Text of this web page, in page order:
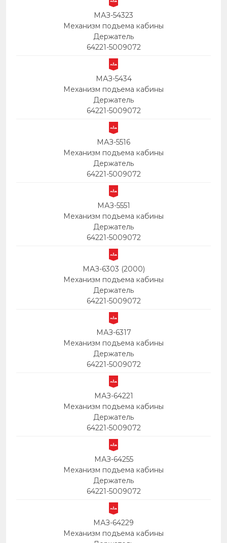
МАЗ-54323
Механизм подъема кабины
Держатель
64221-5009072
МАЗ-5434
Механизм подъема кабины
Держатель
64221-5009072
МАЗ-5516
Механизм подъема кабины
Держатель
64221-5009072
МАЗ-5551
Механизм подъема кабины
Держатель
64221-5009072
МАЗ-6303 (2000)
Механизм подъема кабины
Держатель
64221-5009072
МАЗ-6317
Механизм подъема кабины
Держатель
64221-5009072
МАЗ-64221
Механизм подъема кабины
Держатель
64221-5009072
МАЗ-64255
Механизм подъема кабины
Держатель
64221-5009072
МАЗ-64229
Механизм подъема кабины